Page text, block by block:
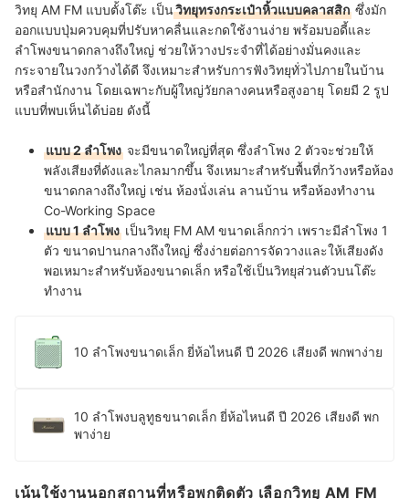
วิทยุ AM FM แบบตั้งโต๊ะ เป็นวิทยุทรงกระเป๋าหิ้วแบบคลาสสิก ซึ่งมัก
ออกแบบปุ่มควบคุมที่ปรับหาคลื่นและกดใช้งานง่าย พร้อมบอดี้และ
ลำโพงขนาดกลางถึงใหญ่ ช่วยให้วางประจำที่ได้อย่างมั่นคงและ
กระจายในวงกว้างได้ดี จึงเหมาะสำหรับการฟังวิทยุทั่วไปภายในบ้าน
หรือสำนักงาน โดยเฉพาะกับผู้ใหญ่วัยกลางคนหรือสูงอายุ โดยมี 2 รูป
แบบที่พบเห็นได้บ่อย ดังนี้
แบบ 2 ลำโพง จะมีขนาดใหญ่ที่สุด ซึ่งลำโพง 2 ตัวจะช่วยให้
พลังเสียงที่ดังและไกลมากขึ้น จึงเหมาะสำหรับพื้นที่กว้างหรือห้อง
ขนาดกลางถึงใหญ่ เช่น ห้องนั่งเล่น ลานบ้าน หรือห้องทำงาน
Co-Working Space
แบบ 1 ลำโพง เป็นวิทยุ FM AM ขนาดเล็กกว่า เพราะมีลำโพง 1
ตัว ขนาดปานกลางถึงใหญ่ ซึ่งง่ายต่อการจัดวางและให้เสียงดัง
พอเหมาะสำหรับห้องขนาดเล็ก หรือใช้เป็นวิทยุส่วนตัวบนโต๊ะ
ทำงาน
10 ลำโพงขนาดเล็ก ยี่ห้อไหนดี ปี 2026 เสียงดี พกพาง่าย
10 ลำโพงบลูทูธขนาดเล็ก ยี่ห้อไหนดี ปี 2026 เสียงดี พก
พาง่าย
เน้นใช้งานนอกสถานที่หรือพกติดตัว เลือกวิทยุ AM FM